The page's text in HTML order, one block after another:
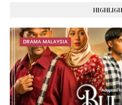
DRAMA MALAYSIA